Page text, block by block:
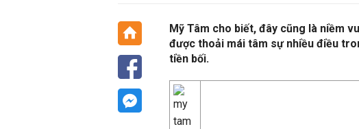
Mỹ Tâm cho biết, đây cũng là niềm
được thoải mái tâm sự nhiều điều
tiền bối.